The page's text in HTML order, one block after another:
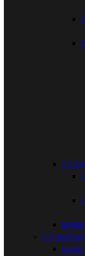


 


 